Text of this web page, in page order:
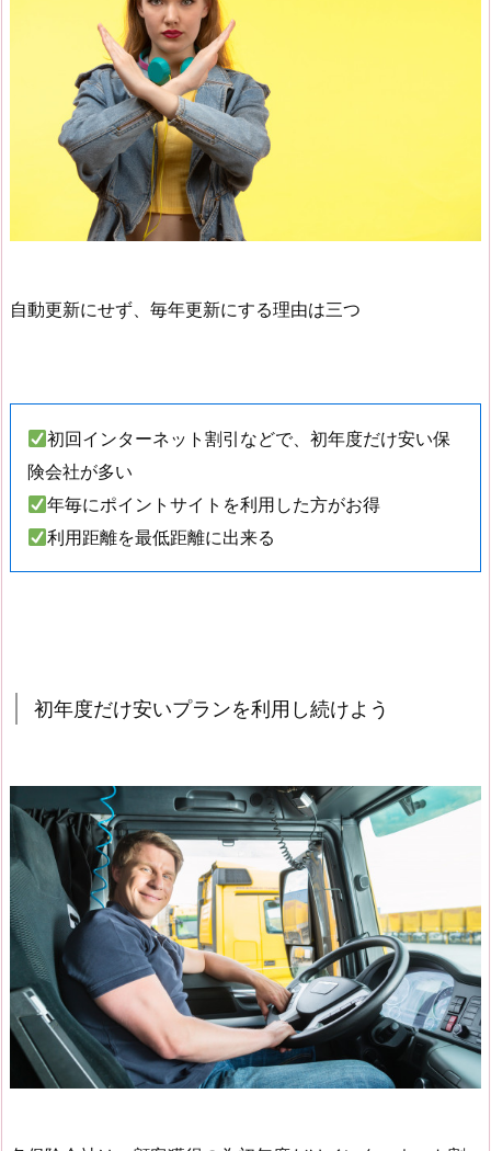
自動更新にせず、毎年更新にする理由は三つ
初回インターネット割引などで、初年度だけ安い保
険会社が多い
年毎にポイントサイトを利用した方がお得
利用距離を最低距離に出来る
初年度だけ安いプランを利用し続けよう